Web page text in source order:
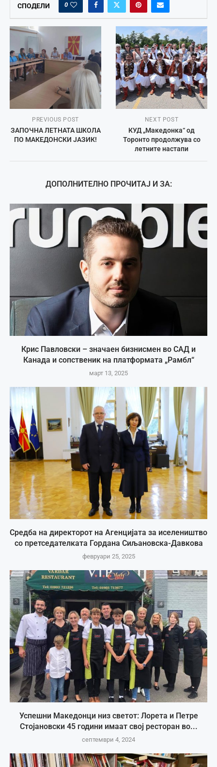
СПОДЕЛИ 0
PREVIOUS POST
ЗАПОЧНА ЛЕТНАТА ШКОЛА
ПО МАКЕДОНСКИ ЈАЗИК!
NEXT POST
КУД „Македонка“ од
Торонто продолжува со
летните настапи
ДОПОЛНИТЕЛНО ПРОЧИТАЈ И ЗА:
Крис Павловски – значаен бизнисмен во САД и
Канада и сопственик на платформата „Рамбл“
март 13, 2025
Средба на директорот на Агенцијата за иселеништво
со претседателката Гордана Сиљановска-Давкова
февруари 25, 2025
Успешни Македонци низ светот: Лорета и Петре
Стојановски 45 години имаат свој ресторан во...
септември 4, 2024